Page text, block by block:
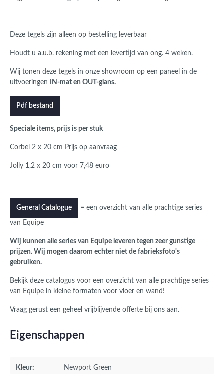
Deze tegels zijn alleen op bestelling leverbaar
Houdt u a.u.b. rekening met een levertijd van ong. 4 weken.
Wij tonen deze tegels in onze showroom op een paneel in de
uitvoeringen
IN-mat en OUT-glans.
Pdf bestand
Speciale items, prijs is per stuk
Corbel 2 x 20 cm Prijs op aanvraag
Jolly 1,2 x 20 cm voor 7,48 euro
General Catalogue = een overzicht van alle prachtige series
van Equipe
Wij kunnen alle series van Equipe leveren tegen zeer gunstige
prijzen. Wij mogen daarom echter niet de fabrieksfoto's
gebruiken.
Bekijk deze catalogus voor een overzicht van alle prachtige series
van Equipe in kleine formaten voor vloer en wand!
Vraag gerust een geheel vrijblijvende offerte bij ons aan.
Eigenschappen
Kleur: Newport Green